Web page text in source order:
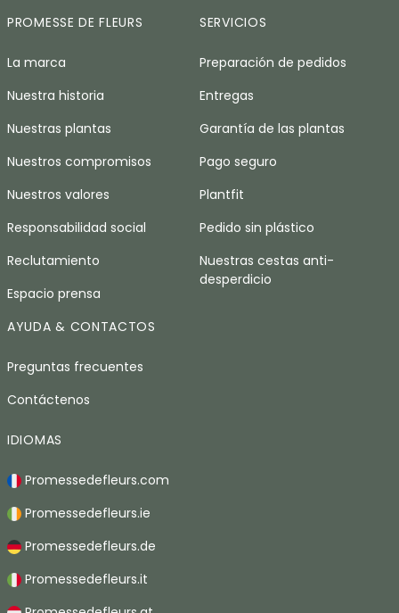
PROMESSE DE FLEURS
La marca
Nuestra historia
Nuestras plantas
Nuestros compromisos
Nuestros valores
Responsabilidad social
Reclutamiento
Espacio prensa
SERVICIOS
Preparación de pedidos
Entregas
Garantía de las plantas
Pago seguro
Plantfit
Pedido sin plástico
Nuestras cestas anti-
desperdicio
AYUDA & CONTACTOS
Preguntas frecuentes
Contáctenos
IDIOMAS
Promessedefleurs.com
Promessedefleurs.ie
Promessedefleurs.de
Promessedefleurs.it